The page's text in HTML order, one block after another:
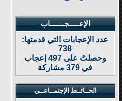
الإعـــــجـــــــاب
عدد الإعجابات التي قدمتها:
738
وحصلتُ على 497 إعجاب
في 379 مشاركة
الحــائــط الإجتمــاعــي